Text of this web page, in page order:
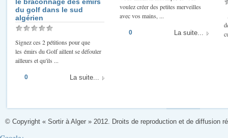
du golf dans le sud
algérien
Signez ces 2 pétitions pour que
les émirs du Golf aillent se défouler
ailleurs et qu'ils ...
0 La suite...
voulez créer des petites merveilles
avec vos mains, ...
0 La suite...
© Copyright « Sortir à Alger » 2012. Droits de reproduction et de diffusion